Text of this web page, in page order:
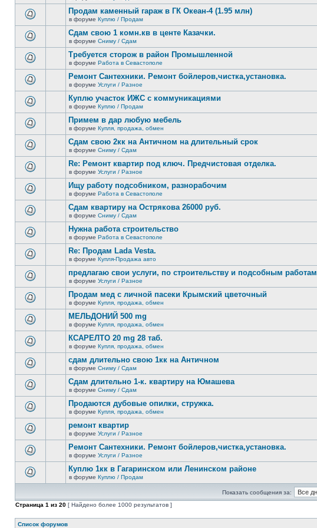
новых
непрочитанных
сообщений.
новых
непрочитанных
сообщений.
новых
непрочитанных
сообщений.
Продам каменный гараж в ГК Океан-4 (1.95 млн)
в форуме Куплю / Продам
новых
непрочитанных
сообщений.
Сдам свою 1 комн.кв в центе Казачки.
в форуме Сниму / Сдам
новых
непрочитанных
сообщений.
Требуется сторож в район Промышленной
в форуме Работа в Севастополе
новых
непрочитанных
сообщений.
Ремонт Сантехники. Ремонт бойлеров,чистка,установка.
в форуме Услуги / Разное
новых
непрочитанных
сообщений.
Куплю участок ИЖС с коммуникациями
в форуме Куплю / Продам
новых
непрочитанных
сообщений.
Примем в дар любую мебель
в форуме Купля, продажа, обмен
новых
непрочитанных
сообщений.
Сдам свою 2кк на Античном на длительный срок
в форуме Сниму / Сдам
новых
непрочитанных
сообщений.
Re: Ремонт квартир под ключ. Предчистовая отделка.
в форуме Услуги / Разное
новых
непрочитанных
сообщений.
Ищу работу подсобником, разнорабочим
в форуме Работа в Севастополе
новых
непрочитанных
сообщений.
Сдам квартиру на Острякова 26000 руб.
в форуме Сниму / Сдам
новых
непрочитанных
сообщений.
Нужна работа строительство
в форуме Работа в Севастополе
новых
непрочитанных
сообщений.
Re: Продам Lada Vesta.
в форуме Купля-Продажа авто
новых
непрочитанных
сообщений.
предлагаю свои услуги, по строительству и подсобным работам
в форуме Услуги / Разное
новых
непрочитанных
сообщений.
Продам мед с личной пасеки Крымский цветочный
в форуме Купля, продажа, обмен
новых
непрочитанных
сообщений.
МЕЛЬДОНИЙ 500 mg
в форуме Купля, продажа, обмен
новых
непрочитанных
сообщений.
КСАРЕЛТО 20 mg 28 таб.
в форуме Купля, продажа, обмен
новых
непрочитанных
сообщений.
сдам длительно свою 1кк на Античном
в форуме Сниму / Сдам
новых
непрочитанных
сообщений.
Сдам длительно 1-к. квартиру на Юмашева
в форуме Сниму / Сдам
новых
непрочитанных
сообщений.
Продаются дубовые опилки, стружка.
в форуме Купля, продажа, обмен
новых
непрочитанных
сообщений.
ремонт квартир
в форуме Услуги / Разное
новых
сообщений.
Ремонт Сантехники. Ремонт бойлеров,чистка,установка.
в форуме Услуги / Разное
нет
новых
сообщений.
Куплю 1кк в Гагаринском или Ленинском районе
в форуме Куплю / Продам
Показать сообщения за:
Страница 1 из 20 [ Найдено более 1000 результатов ]
Список форумов